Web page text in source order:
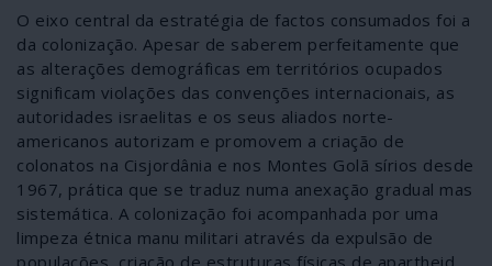
O eixo central da estratégia de factos consumados foi a
da colonização. Apesar de saberem perfeitamente que
as alterações demográficas em territórios ocupados
significam violações das convenções internacionais, as
autoridades israelitas e os seus aliados norte-
americanos autorizam e promovem a criação de
colonatos na Cisjordânia e nos Montes Golã sírios desde
1967, prática que se traduz numa anexação gradual mas
sistemática. A colonização foi acompanhada por uma
limpeza étnica manu militari através da expulsão de
populações, criação de estruturas físicas de apartheid,